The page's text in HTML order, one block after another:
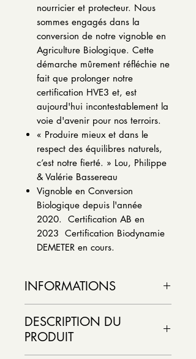
nourricier et protecteur. Nous
sommes engagés dans la
conversion de notre vignoble en
Agriculture Biologique. Cette
démarche mûrement réfléchie ne
fait que prolonger notre
certification HVE3 et, est
aujourd'hui incontestablement la
voie d'avenir pour nos terroirs.
« Produire mieux et dans le
respect des équilibres naturels,
c’est notre fierté. » Lou, Philippe
& Valérie Bassereau
Vignoble en Conversion
Biologique depuis l'année
2020. Certification AB en
2023 Certification Biodynamie
DEMETER en cours.
INFORMATIONS
Pays :
France
DESCRIPTION DU
PRODUIT